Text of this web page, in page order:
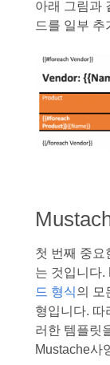
아래 그림과
드를 일부
첫 번째 중요
는 것입니다.
드 형식의 모
형입니다. 따
러한 템플릿
Mustache사